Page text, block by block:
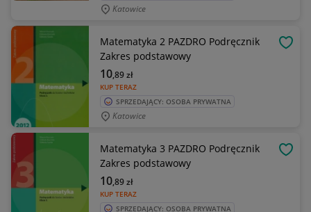
Katowice
Matematyka 2 PAZDRO Podręcznik
Zakres podstawowy
KUP TERAZ
10,89zł
SPRZEDAJĄCY: OSOBA PRYWATNA
Katowice
Matematyka 3 PAZDRO Podręcznik
Zakres podstawowy
KUP TERAZ
10,89zł
SPRZEDAJĄCY: OSOBA PRYWATNA